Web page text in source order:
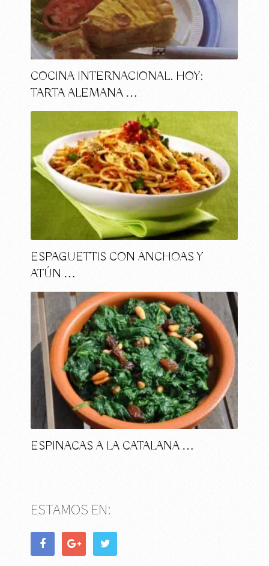
COCINA INTERNACIONAL. HOY:
TARTA ALEMANA …
ESPAGUETTIS CON ANCHOAS Y
ATÚN …
ESPINACAS A LA CATALANA …
ESTAMOS EN: